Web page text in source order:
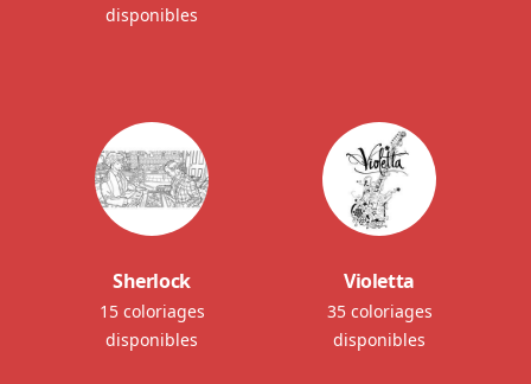
disponibles
Sherlock
15 coloriages
disponibles
Violetta
35 coloriages
disponibles